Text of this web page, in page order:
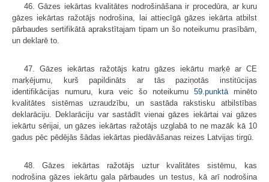
46. Gāzes iekārtas kvalitātes nodrošināšana ir procedūra, ar kuru
gāzes iekārtas ražotājs nodrošina, lai attiecīgā gāzes iekārta atbilst
pārbaudes sertifikātā aprakstītajam tipam un šo noteikumu prasībām,
un deklarē to.
47. Gāzes iekārtas ražotājs katru gāzes iekārtu marķē ar CE
marķējumu, kurš papildināts ar tās paziņotās institūcijas
identifikācijas numuru, kura veic šo noteikumu 59.punktā minēto
kvalitātes sistēmas uzraudzību, un sastāda rakstisku atbilstības
deklarāciju. Deklarāciju var sastādīt vienai gāzes iekārtai vai gāzes
iekārtu sērijai, un gāzes iekārtas ražotājs uzglabā to ne mazāk kā 10
gadus pēc pēdējās šādas iekārtas piedāvāšanas reizes Latvijas tirgū.
48. Gāzes iekārtas ražotājs uztur kvalitātes sistēmu, kas
nodrošina gāzes iekārtu gala pārbaudes un testus, kā arī nodrošina